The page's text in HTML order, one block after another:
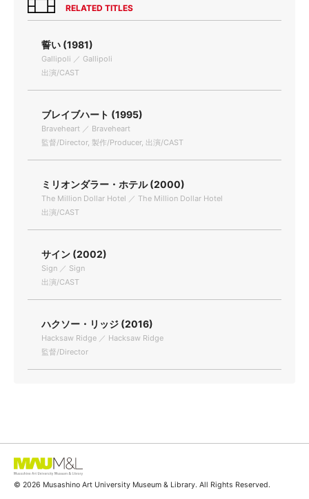
RELATED TITLES
誓い (1981)
Gallipoli ／ Gallipoli
出演/CAST
ブレイブハート (1995)
Braveheart ／ Braveheart
監督/Director, 製作/Producer, 出演/CAST
ミリオンダラー・ホテル (2000)
The Million Dollar Hotel ／ The Million Dollar Hotel
出演/CAST
サイン (2002)
Sign ／ Sign
出演/CAST
ハクソー・リッジ (2016)
Hacksaw Ridge ／ Hacksaw Ridge
監督/Director
© 2026 Musashino Art University Museum & Library. All Rights Reserved.